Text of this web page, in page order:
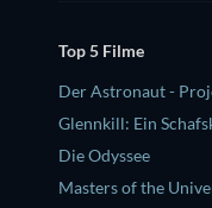
Top 5 Filme
Der Astronaut -
Glennkill: Ein
Die Odyssee
Masters of the